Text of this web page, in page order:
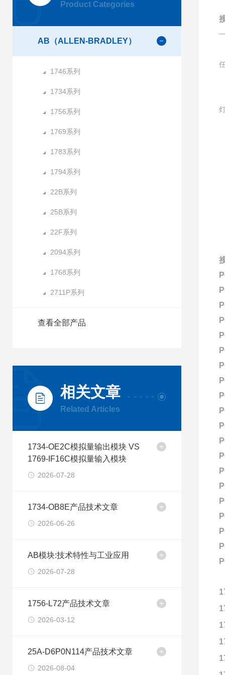
Product Categories
AB（ALLEN-BRADLEY）
1746系列
1734系列
1756系列
1769系列
1783系列
1794系列
22B系列
25B系列
22F系列
2094系列
1768系列
2711P系列
查看全部产品
相关文章
Related Articles
1734-OE2C模拟量输出模块 VS
1769-IF16C模拟量输入模块
2026-07-28
1734-OB8E产品技术文章
2026-06-26
AB模块:技术特性与工业应用
2026-07-28
1756-L72产品技术文章
2026-03-12
25A-D6P0N114产品技术文章
2026-08-04